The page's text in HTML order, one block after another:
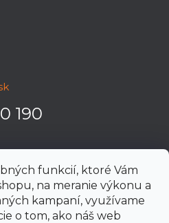
funkcií, ktoré Vám
na meranie výkonu a
kampaní, využívame
o tom, ako náš web
190